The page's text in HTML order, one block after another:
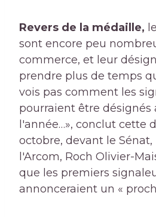
Revers de la médaille,
sont encore peu
commerce, et leur
prendre plus de temps
vois pas comment les
pourraient être désignés
l'année…», conclut cette
octobre, devant le
l'Arcom, Roch Olivier-
que les premiers
annonceraient un «